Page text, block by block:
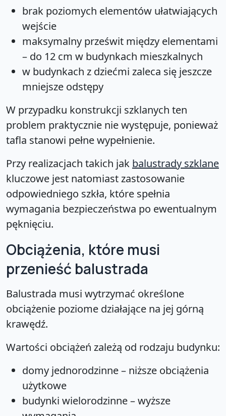
brak poziomych elementów ułatwiających
wejście
maksymalny prześwit między elementami
– do 12 cm w budynkach mieszkalnych
w budynkach z dziećmi zaleca się jeszcze
mniejsze odstępy
W przypadku konstrukcji szklanych ten
problem praktycznie nie występuje, ponieważ
tafla stanowi pełne wypełnienie.
Przy realizacjach takich jak balustrady szklane
kluczowe jest natomiast zastosowanie
odpowiedniego szkła, które spełnia
wymagania bezpieczeństwa po ewentualnym
pęknięciu.
Obciążenia, które musi
przenieść balustrada
Balustrada musi wytrzymać określone
obciążenie poziome działające na jej górną
krawędź.
Wartości obciążeń zależą od rodzaju budynku:
domy jednorodzinne – niższe obciążenia
użytkowe
budynki wielorodzinne – wyższe